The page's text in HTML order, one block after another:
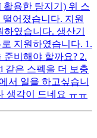
용한 탐지기) 위 스
어졌습니다. 지원
였습니다. 생산기
지원하였습니다. 1.
비해야 할까요? 2.
같은 스펙을 더 보충
서 일을 하고싶습니
생각이 드네요 ㅠㅠ